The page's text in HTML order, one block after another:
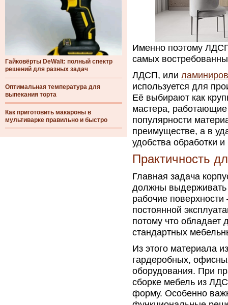
Гайковёрты DeWalt: полный спектр
решений для разных задач
Оптимальная температура для
выпекания торта
Как приготовить макароны в
мультиварке правильно и быстро
Именно поэтому ЛДСП
самых
ЛДСП, или
используется для
Её выбирают как
мастера,
популярности
преимуществе, а в
удобства обработки
Практичность
Главная задача
должны выдерживать
рабочие
постоянной
потому что обладает
стандартных
Из этого материала
гардеробных,
оборудования. При
сборке мебель из
форму. Особенно